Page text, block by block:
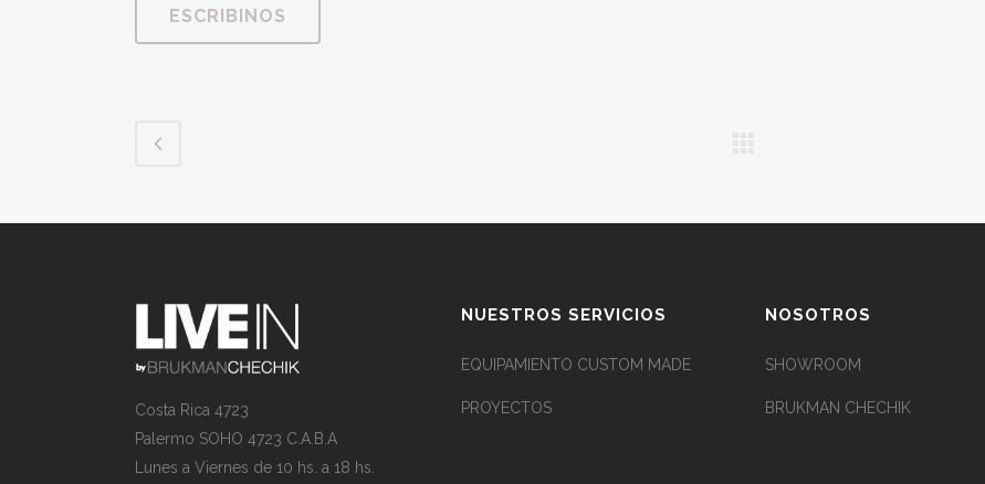
ESCRIBINOS
Costa Rica 4723
Palermo SOHO 4723 C.A.B.A
Lunes a Viernes de 10 hs. a 18 hs.
NUESTROS SERVICIOS
EQUIPAMIENTO CUSTOM MADE
PROYECTOS
NOSOTROS
SHOWROOM
BRUKMAN CHECHIK